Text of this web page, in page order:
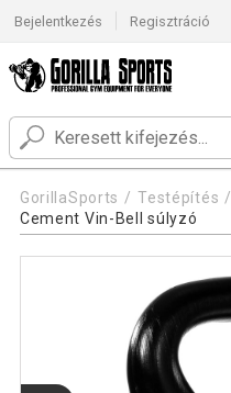
Bejelentkezés Regisztráció
GorillaSports Testépítés
Cement Vin-Bell súlyzó